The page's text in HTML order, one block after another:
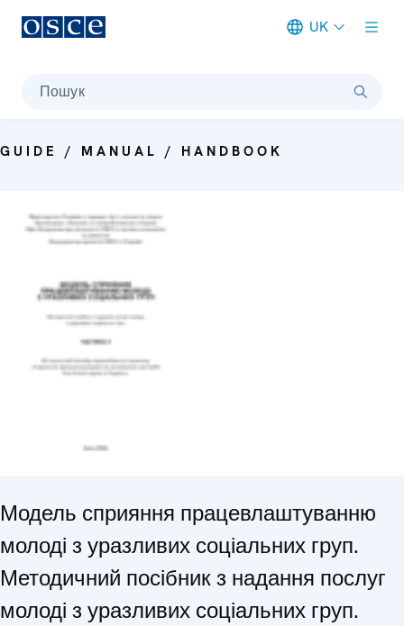
UK
Пошук
GUIDE / MANUAL / HANDBOOK
Модель сприяння працевлаштуванню
молоді з уразливих соціальних груп.
Методичний посібник з надання послуг
молоді з уразливих соціальних груп.